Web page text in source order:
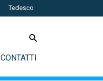
Tedesco
CONTATTI